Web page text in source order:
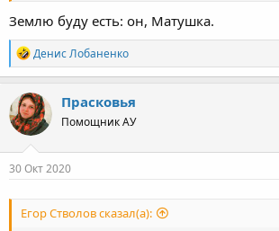
Землю буду есть: он, Матушка.
Р
е
а
к
ц
и
и
:
Денис Лобаненко
Прасковья
Помощник АУ
30 Окт 2020
Егор Стволов сказал(а):